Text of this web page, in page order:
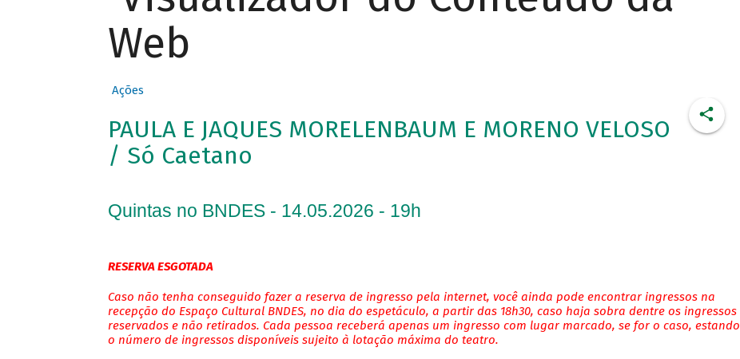
Web
Ações
PAULA E JAQUES MORELENBAUM E MORENO VELOSO
/ Só Caetano
Quintas no BNDES - 14.05.2026 - 19h
RESERVA ESGOTADA
Caso não tenha conseguido fazer a reserva de ingresso pela internet, você ainda pode encontrar ingressos na
recepção do Espaço Cultural BNDES, no dia do espetáculo, a partir das 18h30, caso haja sobra dentre os ingressos
reservados e não retirados. Cada pessoa receberá apenas um ingresso com lugar marcado, se for o caso, estando
o número de ingressos disponíveis sujeito à lotação máxima do teatro.